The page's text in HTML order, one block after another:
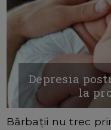
Depresia
la
Bărbații nu trec